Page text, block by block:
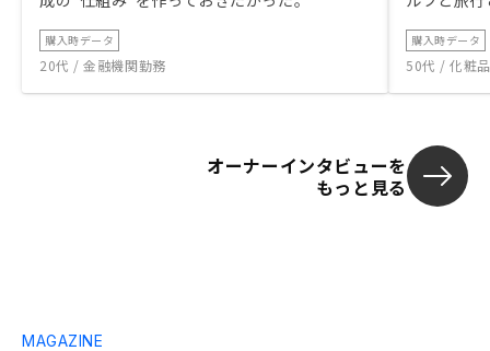
購入時データ
20代 / 金融機関勤務
購入時データ
50代 / 化粧
オーナーインタビューを
もっと見る
MAGAZINE